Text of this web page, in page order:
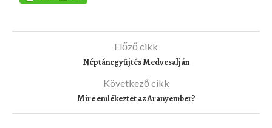
Előző cikk
Néptáncgyűjtés Medvesalján
Következő cikk
Mire emlékeztet az Aranyember?